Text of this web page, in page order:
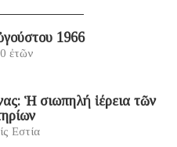
1966
ἐτῶν
Ἡ σιωπηλή ἱέρεια τῶν
Εστία